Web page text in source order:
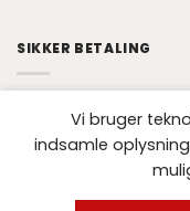
SIKKER BETALING
Vi bruger
indsamle